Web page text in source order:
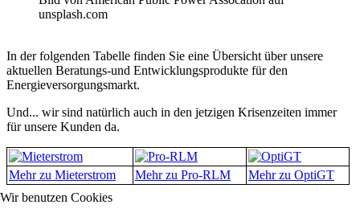
unsplash.com
In der folgenden Tabelle finden Sie eine Übersicht über unsere
aktuellen Beratungs-und Entwicklungsprodukte für den
Energieversorgungsmarkt.
Und... wir sind natürlich auch in den jetzigen Krisenzeiten immer
für unsere Kunden da.
Mehr zu Mieterstrom Mehr zu Pro-RLM Mehr zu OptiGT
Wir benutzen Cookies